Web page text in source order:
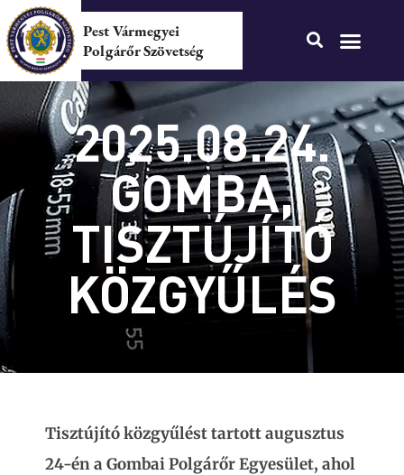
Pest Vármegyei
Polgárőr Szövetség
2025.08.24.
GOMBA,
TISZTÚJÍTÓ
KÖZGYŰLÉS
Tisztújító közgyűlést tartott augusztus
24-én a Gombai Polgárőr Egyesület, ahol